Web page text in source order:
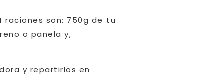
son: 750g de tu
o panela y,
y repartirlos en